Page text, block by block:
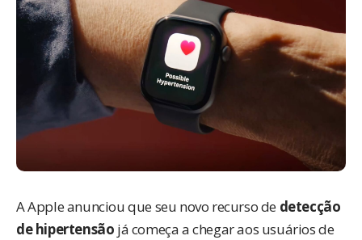
A Apple anunciou que seu novo recurso de detecção
de hipertensão já começa a chegar aos usuários de